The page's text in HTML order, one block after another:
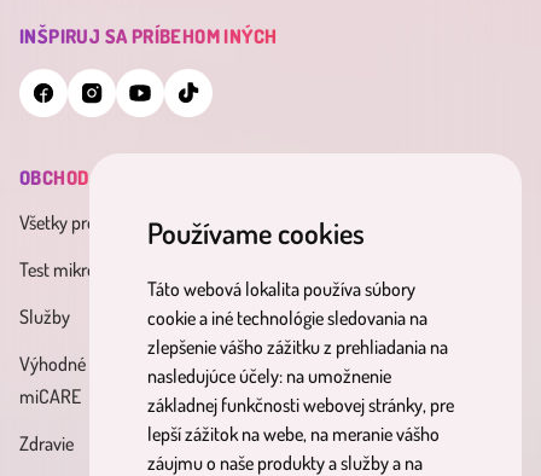
Používame cookies
Táto webová lokalita používa súbory
cookie a iné technológie sledovania na
zlepšenie vášho zážitku z prehliadania na
nasledujúce účely: na umožnenie
základnej funkčnosti webovej stránky, pre
lepší zážitok na webe, na meranie vášho
záujmu o naše produkty a služby a na
INŠPIRUJ SA PRÍBEHOM INÝCH
OBCHOD
Všetky produkty
Test mikrobiómu
Služby
Výhodné balíky
miCARE
Zdravie
Všeobecné obchodné
Zásady spracúvania osobných
údajov
Reklamačný poriadok
Poučenie o právach
dotknutých osôb
Účinné látky
Partnerský
program